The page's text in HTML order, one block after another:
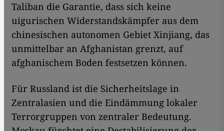
Taliban die Garantie, dass sich keine
uigurischen Widerstandskämpfer aus dem
chinesischen autonomen Gebiet Xinjiang, das
unmittelbar an Afghanistan grenzt, auf
afghanischem Boden festsetzen können.
Für Russland ist die Sicherheitslage in
Zentralasien und die Eindämmung lokaler
Terrorgruppen von zentraler Bedeutung.